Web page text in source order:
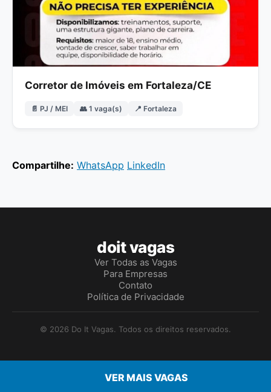
Corretor de Imóveis em Fortaleza/CE
📄 PJ / MEI 👥 1 vaga(s) 📍 Fortaleza
Compartilhe: WhatsApp LinkedIn
VER MAIS VAGAS
doit vagas
Ver Todas as Vagas
Para Empresas
Contato
Política de Privacidade
© 2026 Do It Vagas. Todos os direitos reservados.